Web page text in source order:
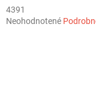
4391
Priemerné
Neohodnotené